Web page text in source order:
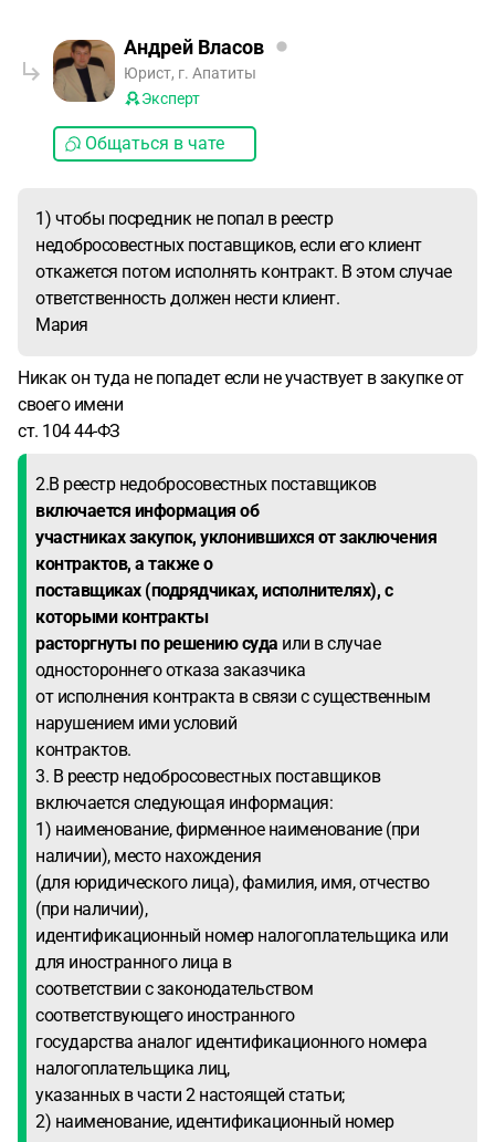
Андрей Власов
Юрист, г. Апатиты
Эксперт
Общаться в чате
1) чтобы посредник не попал в реестр
недобросовестных поставщиков, если его клиент
откажется потом исполнять контракт. В этом случае
ответственность должен нести клиент.
Мария
Никак он туда не попадет если не участвует в закупке от
своего имени
ст. 104 44-ФЗ
2.В реестр недобросовестных поставщиков
включается информация об
участниках закупок, уклонившихся от заключения
контрактов, а также о
поставщиках (подрядчиках, исполнителях), с
которыми контракты
расторгнуты по решению суда или в случае
одностороннего отказа заказчика
от исполнения контракта в связи с существенным
нарушением ими условий
контрактов.
3. В реестр недобросовестных поставщиков
включается следующая информация:
1) наименование, фирменное наименование (при
наличии), место нахождения
(для юридического лица), фамилия, имя, отчество
(при наличии),
идентификационный номер налогоплательщика или
для иностранного лица в
соответствии с законодательством
соответствующего иностранного
государства аналог идентификационного номера
налогоплательщика лиц,
указанных в части 2 настоящей статьи;
2) наименование, идентификационный номер